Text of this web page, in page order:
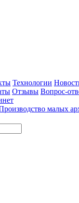
Технологии
Отзывы Вопрос-